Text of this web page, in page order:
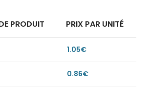
PRODUIT PRIX PAR UNITÉ
1.05€
0.86€